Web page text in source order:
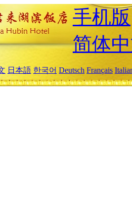
手机版
简体
日本語 한국어 Deutsch Français